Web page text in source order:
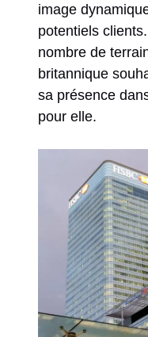
image
potentiels
nombre de
britannique
sa présence
pour elle.